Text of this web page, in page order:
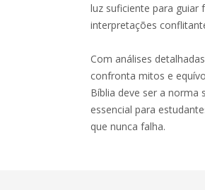
luz suficiente para guiar
interpretações
Com análises
confronta mitos e
Bíblia deve ser a norma
essencial para
que nunca falha.